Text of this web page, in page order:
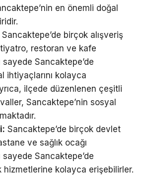
en önemli doğal
Sancaktepe’de birçok alışveriş
restoran ve kafe
sayede Sancaktepe’de
ihtiyaçlarını kolayca
ilçede düzenlenen çeşitli
Sancaktepe’nin sosyal
Sancaktepe’de birçok devlet
ve sağlık ocağı
sayede Sancaktepe’de
hizmetlerine kolayca erişebilirler.